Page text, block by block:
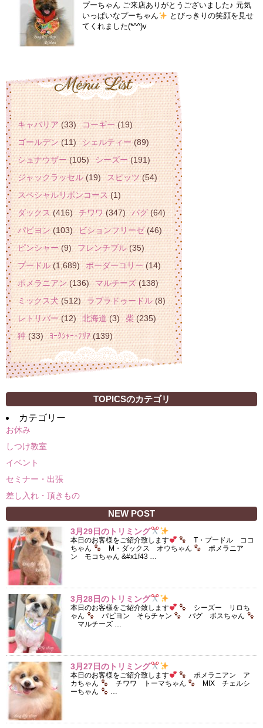
プーちゃん ご来店ありがとうございました♪ 元気
いっぱいなプーちゃん
とびっきりの笑顔を見せ
てくれました(*^^)v
キャバリア(33) コーギー(19)
ゴールデン(11) シェルティー(89)
シュナウザー(105) シーズー(191)
ジャックラッセル(19) スピッツ(54)
スペシャルリボンコース(1)
ダックス(416) チワワ(347) パグ(64)
パピヨン(103) ビションフリーゼ(46)
ピンシャー(9) フレンチブル(35)
プードル(1,689) ボーダーコリー(14)
ポメラニアン(136) マルチーズ(138)
ミックス犬(512) ラブラドゥードル(8)
レトリバー(12) 北海道(3) 柴(235)
狆(33) ﾖｰｸｼｬｰ･ﾃﾘｱ(139)
TOPICSのカテゴリ
カテゴリー
お休み
しつけ教室
イベント
セミナー・出張
差し入れ・頂きもの
NEW POST
3月29日のトリミング
本日のお客様をご紹介致します
T・プードル ココ
ちゃん
M・ダックス オウちゃん
ポメラニア
ン モコちゃん &#x1f43 …
3月28日のトリミング
本日のお客様をご紹介致します
シーズー リロち
ゃん
パピヨン そらチャン
パグ ボスちゃん
マルチーズ …
3月27日のトリミング
本日のお客様をご紹介致します
ポメラニアン ア
カちゃん
チワワ トーマちゃん
MIX チェルシ
ーちゃん
…